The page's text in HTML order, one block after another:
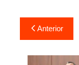
Navegação
de
Post
Anterior